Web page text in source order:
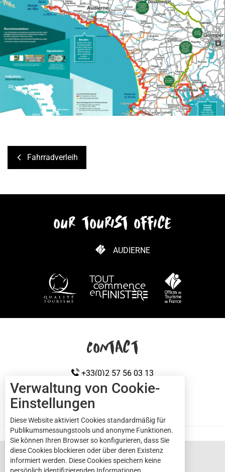
Fahrradverleih
our tourist office
AUDIERNE
Cap sizun
WIE KANN ICH KOMMEN?
Contact
+33(0)2 57 56 03 13
KONTAKTIEREN SIE UNS
Verwaltung von Cookie-
Einstellungen
Diese Website aktiviert Cookies standardmäßig für
Publikumsmessungstools und anonyme Funktionen.
Sie können Ihren Browser so konfigurieren, dass Sie
diese Cookies blockieren oder über deren Existenz
informiert werden. Diese Cookies speichern keine